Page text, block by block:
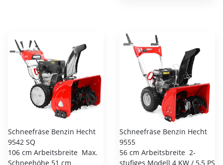
Schneefräse Benzin Hecht
9542 SQ
106 cm Arbeitsbreite Max.
Schneehöhe 51 cm
Schneefräse Benzin Hecht
9555
56 cm Arbeitsbreite 2-
stufiges Modell 4 KW / 5,5 PS